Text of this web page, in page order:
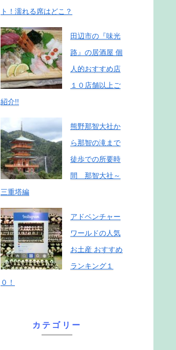
ト！濡れる席はどこ？
田辺市の『味光
路』の居酒屋 個
人的おすすめ店
１０店舗以上ご
紹介!!
熊野那智大社か
ら那智の滝まで
徒歩での所要時
間 那智大社～
三重塔編
アドベンチャー
ワールドの人気
お土産 おすすめ
ランキング１
０！
カテゴリー